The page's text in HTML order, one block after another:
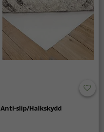
Anti-slip/Halkskydd